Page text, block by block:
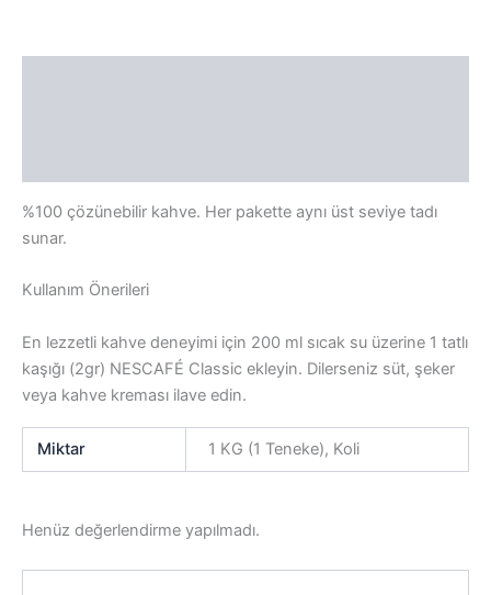
%100 çözünebilir kahve. Her pakette aynı üst seviye tadı
sunar.
Kullanım Önerileri
En lezzetli kahve deneyimi için 200 ml sıcak su üzerine 1 tatlı
kaşığı (2gr) NESCAFÉ Classic ekleyin. Dilerseniz süt, şeker
veya kahve kreması ilave edin.
Miktar 1 KG (1 Teneke), Koli
Henüz değerlendirme yapılmadı.